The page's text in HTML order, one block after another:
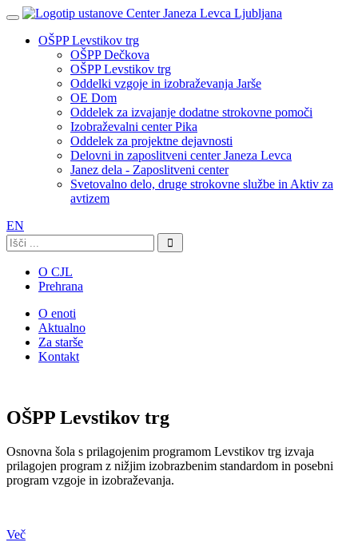
OŠPP Levstikov trg
OŠPP Dečkova
OŠPP Levstikov trg
Oddelki vzgoje in izobraževanja Jarše
OE Dom
Oddelek za izvajanje dodatne strokovne pomoči
Izobraževalni center Pika
Oddelek za projektne dejavnosti
Delovni in zaposlitveni center Janeza Levca
Janez dela - Zaposlitveni center
Svetovalno delo, druge strokovne službe in Aktiv za
avtizem
EN
Išči:
O CJL
Prehrana
O enoti
Aktualno
Za starše
Kontakt
OŠPP Levstikov trg
Osnovna šola s prilagojenim programom Levstikov trg izvaja
prilagojen program z nižjim izobrazbenim standardom in posebni
program vzgoje in izobraževanja.
Več